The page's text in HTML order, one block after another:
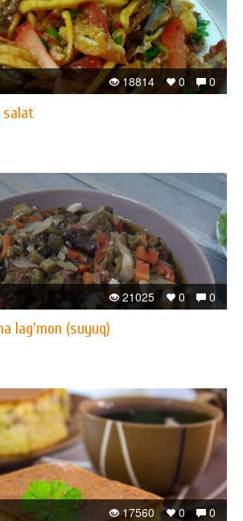
0
0
18814
salat
0
0
21025
lag'mon (suyuq)
0
0
17560